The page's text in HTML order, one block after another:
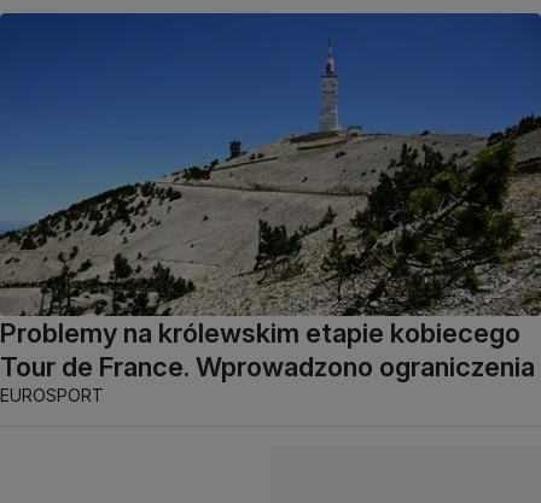
Problemy na królewskim etapie kobiecego
Tour de France. Wprowadzono ograniczenia
EUROSPORT